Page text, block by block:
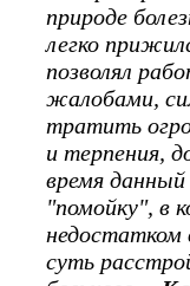
природе
легко
позволял
жалобами,
тратить
и терпения,
время
"помойку", в
недостатком
суть